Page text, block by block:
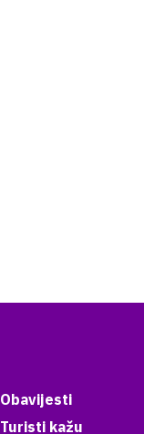
Obavijesti
Turisti kažu